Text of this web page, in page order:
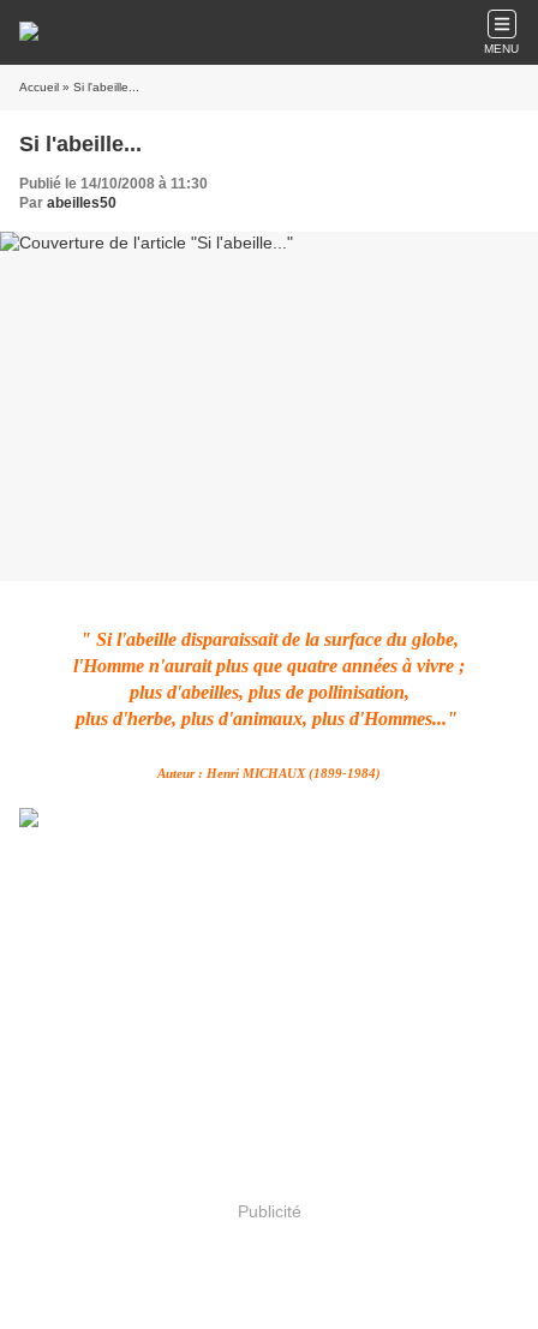
MENU
Accueil » Si l'abeille...
Si l'abeille...
Publié le 14/10/2008 à 11:30
Par abeilles50
" Si l'abeille disparaissait de la surface du globe,
l'Homme n'aurait plus que quatre années à vivre ;
plus d'abeilles, plus de pollinisation,
plus d'herbe, plus d'animaux, plus d'Hommes..."
Auteur : Henri MICHAUX(1899-1984)
Publicité